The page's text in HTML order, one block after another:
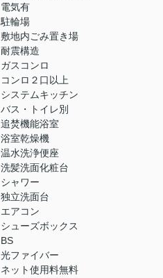
電気有
駐輪場
敷地内ごみ置き場
耐震構造
ガスコンロ
コンロ２口以上
システムキッチン
バス・トイレ別
追焚機能浴室
浴室乾燥機
温水洗浄便座
洗髪洗面化粧台
シャワー
独立洗面台
エアコン
シューズボックス
BS
光ファイバー
ネット使用料無料